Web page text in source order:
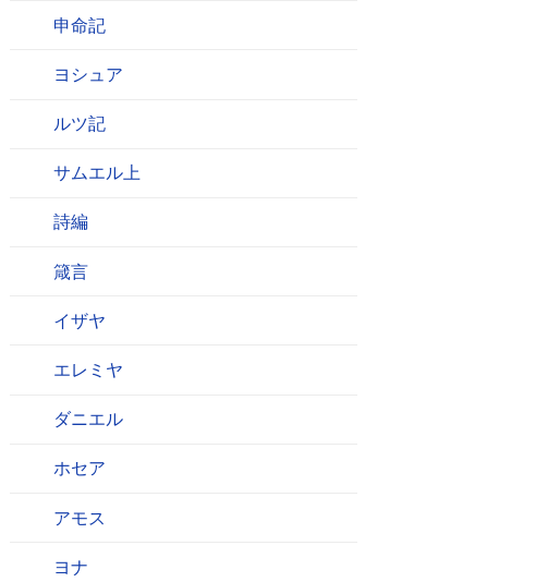
申命記
ヨシュア
ルツ記
サムエル上
詩編
箴言
イザヤ
エレミヤ
ダニエル
ホセア
アモス
ヨナ